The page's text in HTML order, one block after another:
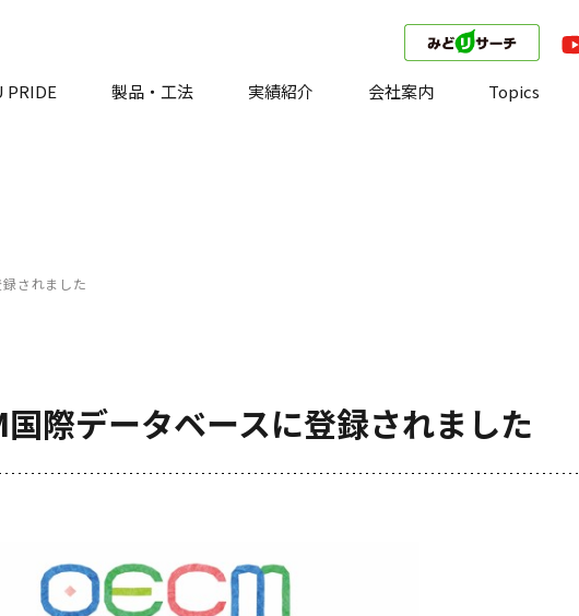
PRIDE 製品・工法 実績紹介 会社案内 Topics
されました
際データベースに登録されました